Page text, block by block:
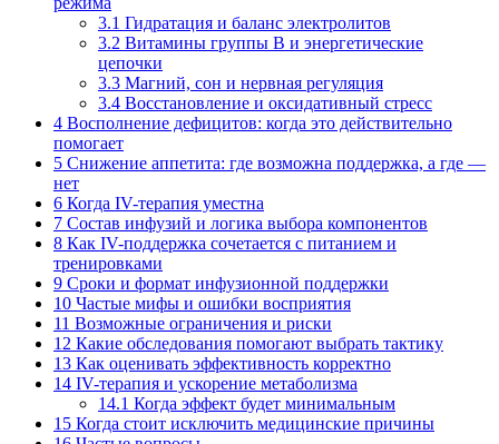
3.1 Гидратация и баланс электролитов
3.2 Витамины группы B и энергетические
цепочки
3.3 Магний, сон и нервная регуляция
3.4 Восстановление и оксидативный стресс
4 Восполнение дефицитов: когда это действительно
помогает
5 Снижение аппетита: где возможна поддержка, а где —
нет
6 Когда IV-терапия уместна
7 Состав инфузий и логика выбора компонентов
8 Как IV-поддержка сочетается с питанием и
тренировками
9 Сроки и формат инфузионной поддержки
10 Частые мифы и ошибки восприятия
11 Возможные ограничения и риски
12 Какие обследования помогают выбрать тактику
13 Как оценивать эффективность корректно
14 IV-терапия и ускорение метаболизма
14.1 Когда эффект будет минимальным
15 Когда стоит исключить медицинские причины